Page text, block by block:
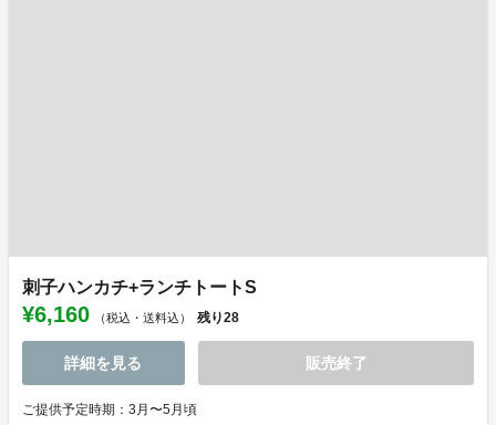
刺子ハンカチ+ランチトートS
¥6,160 （税込・送料込） 残り28
詳細を見る 販売終了
ご提供予定時期：3月〜5月頃